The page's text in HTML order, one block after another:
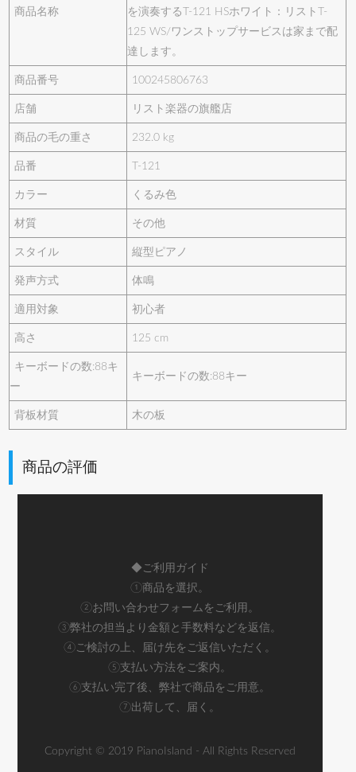
商品名称
を演奏するT-121 HSホワイト：リストT-
125 WS/ワンストップサービスは家まで配
達します。
商品番号 100245806763
店舗 リスト楽器の旗艦店
商品の毛の重さ 232.0 kg
品番 T-121
カラー くるみ色
材質 その他
スタイル 縦型ピアノ
発声方式 体鳴
適用対象 初心者
高さ 125 cm
キーボードの数:88キ
ー
キーボードの数:88キー
背板材質 木の板
商品の評価
◆ご利用ガイド
①商品を選択。
②お問い合わせフォームをご利用。
③弊社の担当より金額と手数料などを返信。
④ご検討の上、届け先をご返信いただく。
⑤支払い方法をご案内。
⑥支払い完了後、弊社で商品をご用意。
⑦出荷して、届く。
Copyright © 2019 PianoIsland - All Rights Reserved